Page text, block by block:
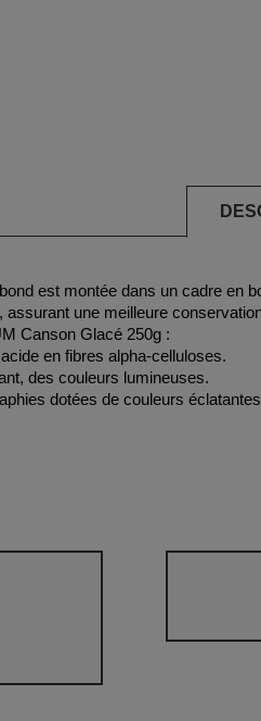
est montée dans un cadre en
assurant une meilleure
Canson Glacé 250g :
en fibres alpha-celluloses.
des couleurs lumineuses.
dotées de couleurs